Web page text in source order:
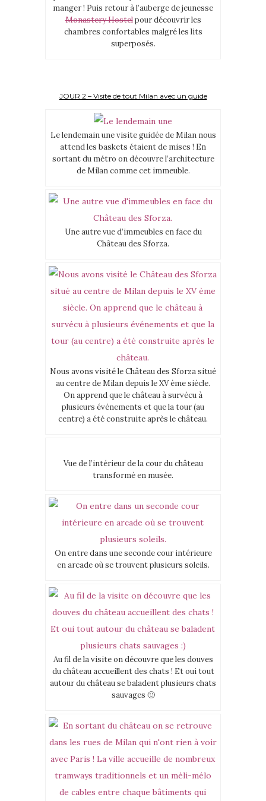
manger ! Puis retour à l’auberge de jeunesse
Monastery Hostelpour découvrir les
chambres confortables malgré les lits
superposés.
JOUR 2 – Visite de tout Milan avec un guide
Le lendemain une visite guidée de Milan nous
attend les baskets étaient de mises ! En
sortant du métro on découvre l’architecture
de Milan comme cet immeuble.
Une autre vue d’immeubles en face du
Château des Sforza.
Nous avons visité le Château des Sforza situé
au centre de Milan depuis le XV ème siècle.
On apprend que le château à survécu à
plusieurs événements et que la tour (au
centre) a été construite après le château.
Vue de l’intérieur de la cour du château
transformé en musée.
On entre dans une seconde cour intérieure
en arcade où se trouvent plusieurs soleils.
Au fil de la visite on découvre que les douves
du château accueillent des chats ! Et oui tout
autour du château se baladent plusieurs chats
sauvages 🙂